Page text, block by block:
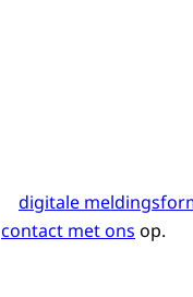
digitale
contact met ons op.